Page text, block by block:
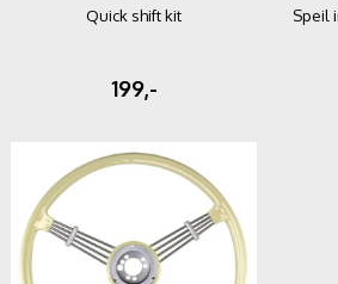
Quick shift kit
199,-
Speil